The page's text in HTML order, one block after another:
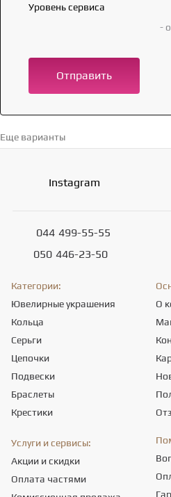
Уровень сервиса
-
Отправить
Еще варианты
Instagram
044 499-55-55
050 446-23-50
Категории:
Ювелирные украшения
Кольца
Серьги
Цепочки
Подвески
Браслеты
Крестики
О
Услуги и сервисы:
Акции и скидки
Оплата частями